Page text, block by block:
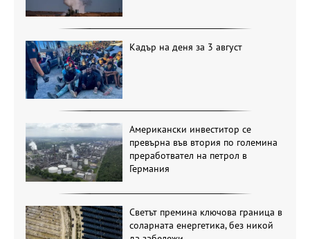
Кадър на деня за 3 август
Американски инвеститор се
превърна във втория по големина
преработвател на петрол в
Германия
Светът премина ключова граница в
соларната енергетика, без никой